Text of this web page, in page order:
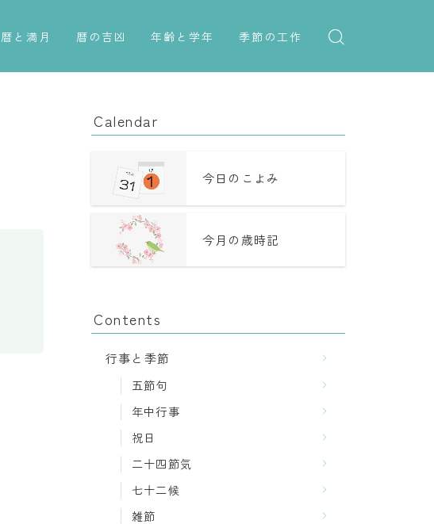
暦と満月
今日のこよみ
暦の吉凶
吉日・縁起の良い日
二十八宿
二十七宿
誕生シンボル
年齢と学年
年齢・干支
厄年
長寿のお祝い
季節の工作
紋切り遊び
Calendar
今日のこよみ
今月の歳時記
Contents
行事と季節
五節句
年中行事
祝日
二十四節気
七十二候
雑節